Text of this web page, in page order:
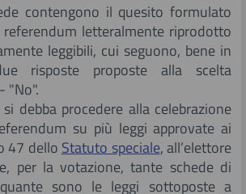
contengono il quesito formulato
letteralmente riprodotto
leggibili, cui seguono, bene in
risposte proposte alla scelta
"No".
debba procedere alla celebrazione
su più leggi approvate ai
47 dello Statuto speciale, all’elettore
per la votazione, tante schede di
sono le leggi sottoposte a